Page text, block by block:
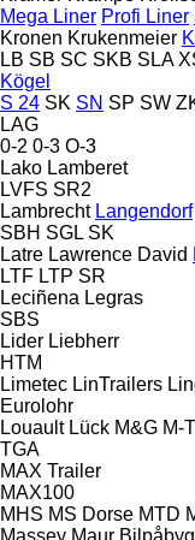
Mega Liner Profi Liner
Kronen Krukenmeier
LB SB SC SKB SLA
Kögel
S 24 SK SN SP SW
LAG
0-2 0-3 O-3
Lako Lamberet
LVFS SR2
Lambrecht Langendorf
SBH SGL SK
Latre Lawrence David
LTF LTP SR
Leciñena Legras
SBS
Lider Liebherr
HTM
Limetec LinTrailers
Eurolohr
Louault Lück M&G M-
TGA
MAX Trailer
MAX100
MHS MS Dorse MTD
Massey Maur